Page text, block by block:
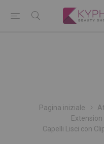
Pagina iniziale
Capelli Lisci con